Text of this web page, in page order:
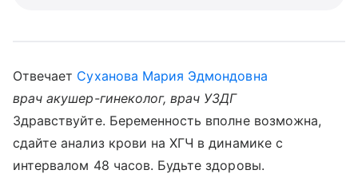
Отвечает Суханова Мария Эдмондовна
врач акушер-гинеколог, врач УЗДГ
Здравствуйте. Беременность вполне возможна,
сдайте анализ крови на ХГЧ в динамике с
интервалом 48 часов. Будьте здоровы.